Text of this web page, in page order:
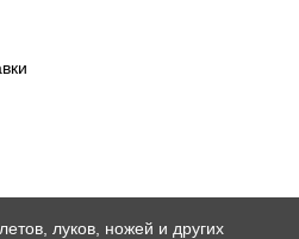
луков, ножей и других